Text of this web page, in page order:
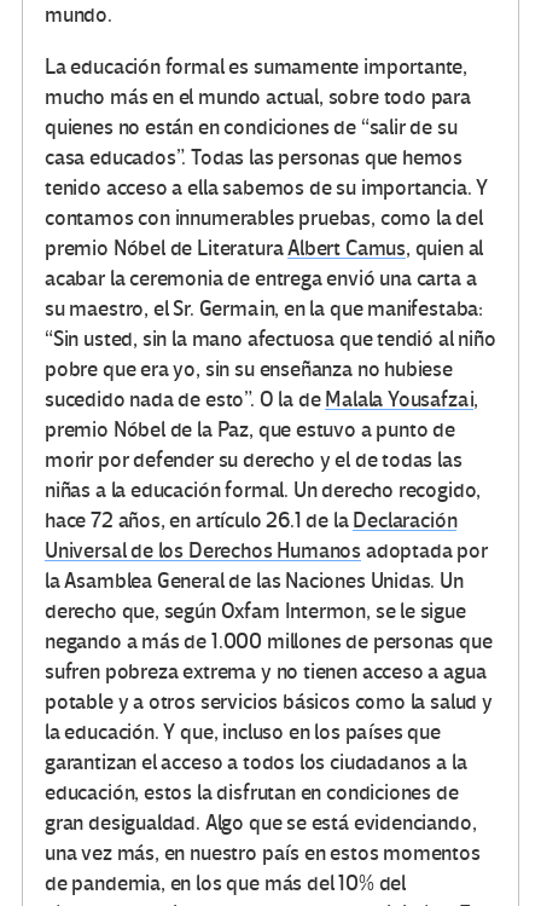
mundo.
La educación formal es sumamente importante,
mucho más en el mundo actual, sobre todo para
quienes no están en condiciones de “salir de su
casa educados”. Todas las personas que hemos
tenido acceso a ella sabemos de su importancia. Y
contamos con innumerables pruebas, como la del
premio Nóbel de LiteraturaAlbert Camus, quien al
acabar la ceremonia de entrega envió una carta a
su maestro, el Sr. Germain, en la que manifestaba:
“Sin usted, sin la mano afectuosa que tendió al niño
pobre que era yo, sin su enseñanza no hubiese
sucedido nada de esto”. O la deMalala Yousafzai,
premio Nóbel de la Paz, que estuvo a punto de
morir por defender su derecho y el de todas las
niñas a la educación formal. Un derecho recogido,
hace 72 años, en artículo 26.1 de laDeclaración
Universal de los Derechos Humanos adoptada por
la Asamblea General de las Naciones Unidas. Un
derecho que, según Oxfam Intermon, se le sigue
negando a más de 1.000 millones de personas que
sufren pobreza extrema y no tienen acceso a agua
potable y a otros servicios básicos como la salud y
la educación. Y que, incluso en los países que
garantizan el acceso a todos los ciudadanos a la
educación, estos la disfrutan en condiciones de
gran desigualdad. Algo que se está evidenciando,
una vez más, en nuestro país en estos momentos
de pandemia, en los que más del 10% del